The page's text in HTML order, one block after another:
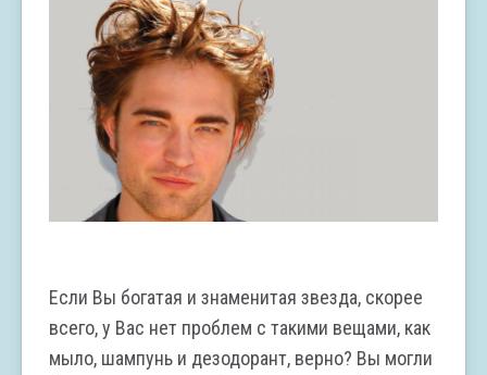
Если Вы богатая и знаменитая звезда, скорее
всего, у Вас нет проблем с такими вещами, как
мыло, шампунь и дезодорант, верно? Вы могли